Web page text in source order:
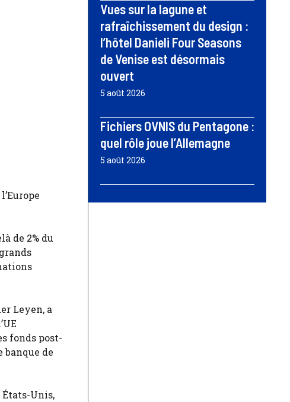
de 2% du
Leyen, a
fonds post-
banque de
États-Unis,
Vues sur la lagune et
rafraîchissement du design :
l’hôtel Danieli Four Seasons
de Venise est désormais
ouvert
5 août 2026
Fichiers OVNIS du Pentagone :
quel rôle joue l’Allemagne
5 août 2026